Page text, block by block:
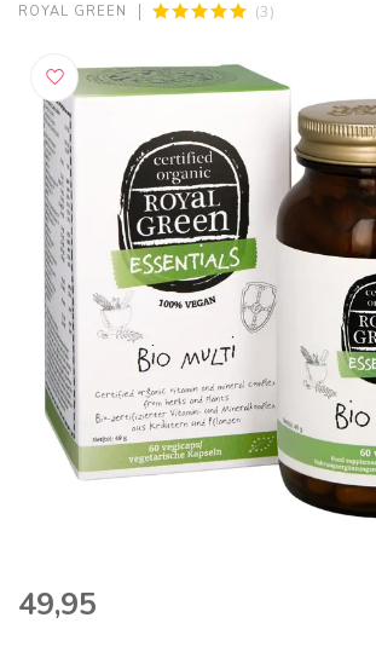
ROYAL GREEN (3)
49,95